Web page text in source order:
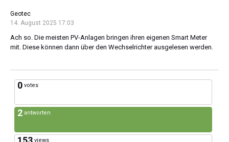
Geotec
14. August 2025 17:03
Ach so. Die meisten PV-Anlagen bringen ihren eigenen Smart Meter
mit. Diese können dann über den Wechselrichter ausgelesen werden.
0 votes
2 antworten
views